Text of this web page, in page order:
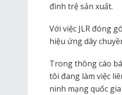
đình trệ sản xuất.
Với việc JLR đóng
hiệu ứng dây
Trong thông cáo
tôi đang làm việc
ninh mạng quốc